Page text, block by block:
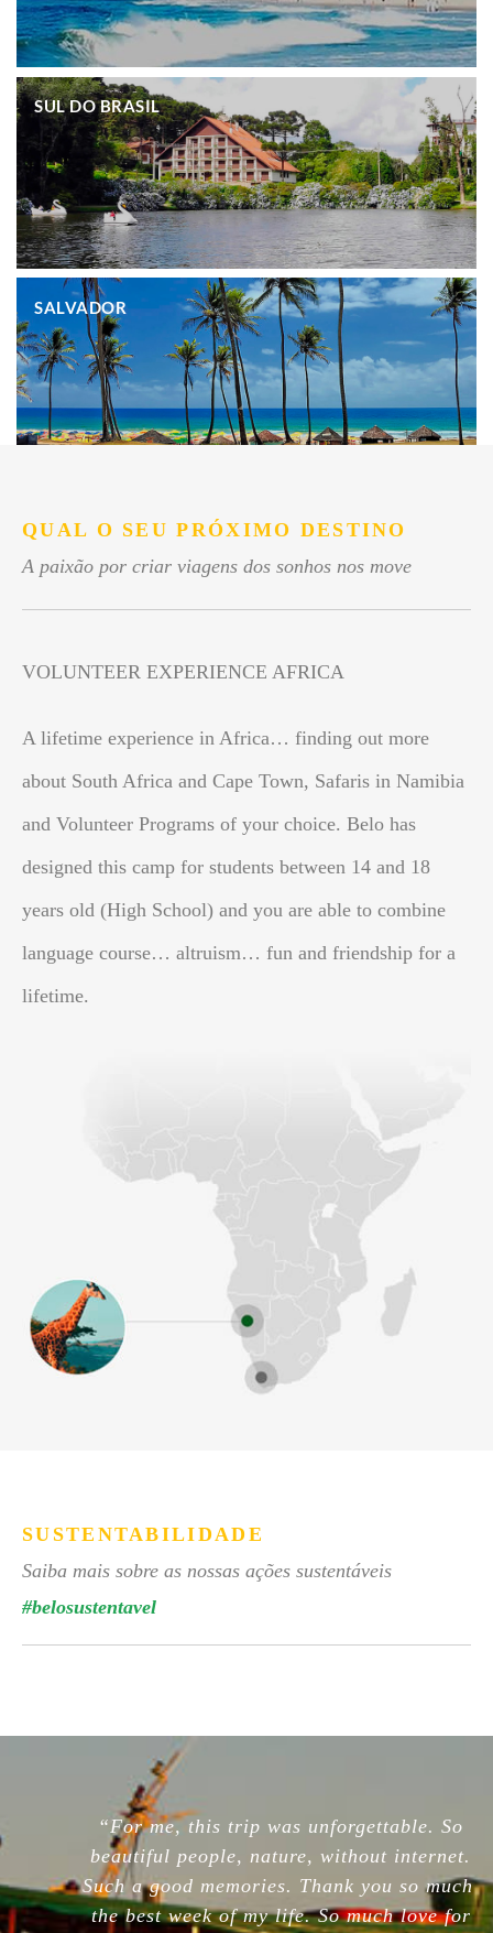
.
SUL DO BRASIL
SALVADOR
QUAL O SEU PRÓXIMO DESTINO
A paixão por criar viagens dos sonhos nos move
VOLUNTEER EXPERIENCE AFRICA
A lifetime experience in Africa… finding out more
about South Africa and Cape Town, Safaris in Namibia
and Volunteer Programs of your choice. Belo has
designed this camp for students between 14 and 18
years old (High School) and you are able to combine
language course… altruism… fun and friendship for a
lifetime.
SUSTENTABILIDADE
Saiba mais sobre as nossas ações sustentáveis
#belosustentavel
“For me, this trip was unforgettable. So
beautiful people, nature, without internet.
Such a good memories. Thank you so much,
the best week of my life. So much love for